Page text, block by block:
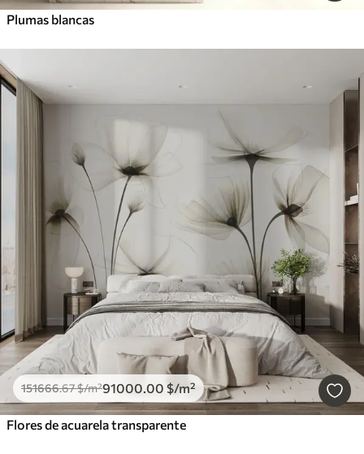
Plumas blancas
151666.67$/m²91000.00 $/m²
Flores de acuarela transparente